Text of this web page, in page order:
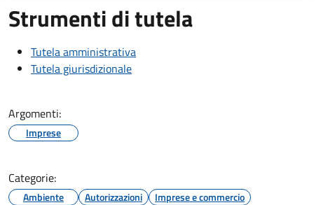
Strumenti di tutela
Tutela amministrativa
Tutela giurisdizionale
Argomenti:
Imprese
Categorie:
Ambiente Autorizzazioni Imprese e commercio